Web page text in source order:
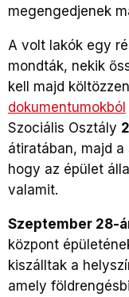
megengedjenek
A volt lakók egy
mondták, nekik
kell majd
dokumentumokból
Szociális Osztály
átiratában, majd
hogy az épület
valamit.
Szeptember 28-
központ
kiszálltak a
amely